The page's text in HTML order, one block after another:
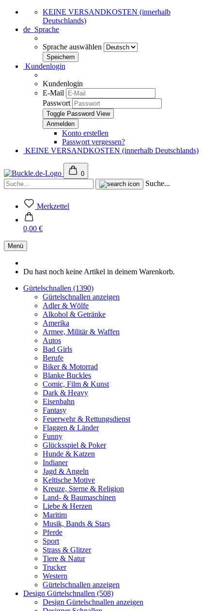
KEINE VERSANDKOSTEN (innerhalb
Deutschlands)
de Sprache
Sprache auswählen
Kundenlogin
Kundenlogin
E-Mail
Passwort
Toggle Password View
Konto erstellen
Passwort vergessen?
KEINE VERSANDKOSTEN (innerhalb Deutschlands)
0
Suche...
Merkzettel
0,00 €
Menü
Du hast noch keine Artikel in deinem Warenkorb.
Gürtelschnallen (1390)
Gürtelschnallen anzeigen
Adler & Wölfe
Alkohol & Getränke
Amerika
Armee, Militär & Waffen
Autos
Bad Girls
Berufe
Biker & Motorrad
Blanke Buckles
Comic, Film & Kunst
Dark & Heavy
Eisenbahn
Fantasy
Feuerwehr & Rettungsdienst
Flaggen & Länder
Funny
Glücksspiel & Poker
Hunde & Katzen
Indianer
Jagd & Angeln
Keltische Motive
Kreuze, Sterne & Religion
Land- & Baumaschinen
Liebe & Herzen
Maritim
Musik, Bands & Stars
Pferde
Sport
Strass & Glitzer
Tiere & Natur
Trucker
Western
Gürtelschnallen anzeigen
Design Gürtelschnallen (508)
Design Gürtelschnallen anzeigen